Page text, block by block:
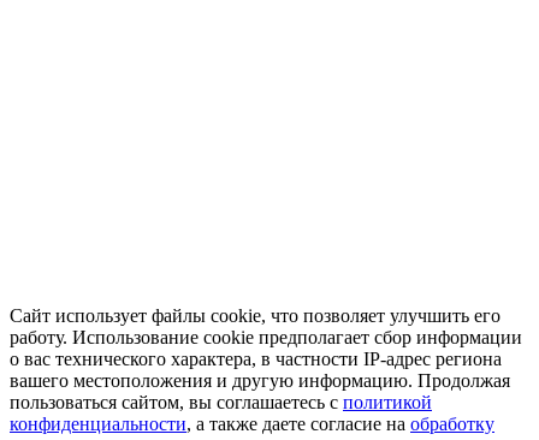
Сайт использует файлы cookie, что позволяет улучшить его
работу. Использование cookie предполагает сбор информации
о вас технического характера, в частности IP-адрес региона
вашего местоположения и другую информацию. Продолжая
пользоваться сайтом, вы соглашаетесь с политикой
конфиденциальности, а также даете согласие на обработку